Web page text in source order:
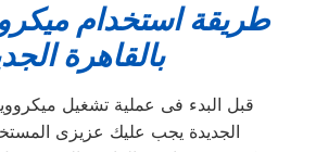
طريقة استخدام
بالقاهرة
قبل البدء فى عملية تشغيل
الجديدة يجب عليك عزيزى